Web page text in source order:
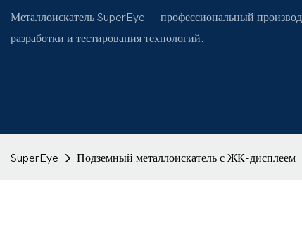
Металлоискатель SuperEye — профессиональный
разработки и тестирования технологий.
SuperEye Подземный металлоискатель с ЖК-дисплеем